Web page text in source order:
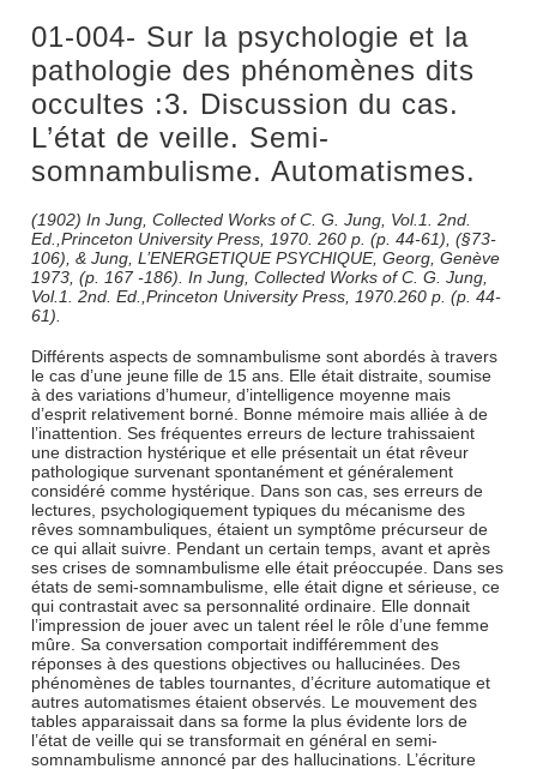
01-004- Sur la psychologie et la
pathologie des phénomènes dits
occultes :3. Discussion du cas.
L’état de veille. Semi-
somnambulisme. Automatismes.
(1902) In Jung, Collected Works of C. G. Jung, Vol.1. 2nd.
Ed.,Princeton University Press, 1970. 260 p. (p. 44-61), (§73-
106), & Jung, L’ENERGETIQUE PSYCHIQUE, Georg, Genève
1973, (p. 167 -186). In Jung, Collected Works of C. G. Jung,
Vol.1. 2nd. Ed.,Princeton University Press, 1970.260 p. (p. 44-
61).
Différents aspects de somnambulisme sont abordés à travers
le cas d’une jeune fille de 15 ans. Elle était distraite, soumise
à des variations d’humeur, d’intelligence moyenne mais
d’esprit relativement borné. Bonne mémoire mais alliée à de
l’inattention. Ses fréquentes erreurs de lecture trahissaient
une distraction hystérique et elle présentait un état rêveur
pathologique survenant spontanément et généralement
considéré comme hystérique. Dans son cas, ses erreurs de
lectures, psychologiquement typiques du mécanisme des
rêves somnambuliques, étaient un symptôme précurseur de
ce qui allait suivre. Pendant un certain temps, avant et après
ses crises de somnambulisme elle était préoccupée. Dans ses
états de semi-somnambulisme, elle était digne et sérieuse, ce
qui contrastait avec sa personnalité ordinaire. Elle donnait
l’impression de jouer avec un talent réel le rôle d’une femme
mûre. Sa conversation comportait indifféremment des
réponses à des questions objectives ou hallucinées. Des
phénomènes de tables tournantes, d’écriture automatique et
autres automatismes étaient observés. Le mouvement des
tables apparaissait dans sa forme la plus évidente lors de
l’état de veille qui se transformait en général en semi-
somnambulisme annoncé par des hallucinations. L’écriture